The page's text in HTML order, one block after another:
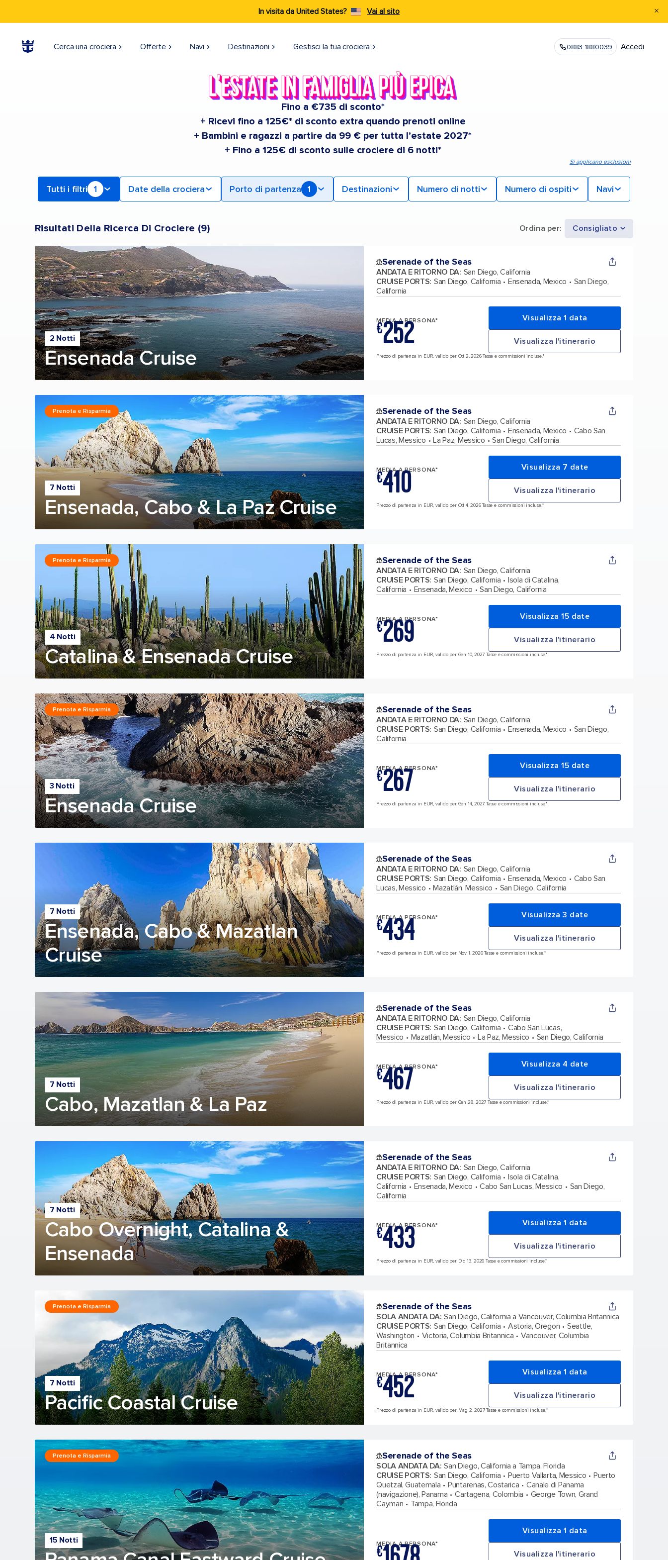
In visita da United States? Vai al sito
Cerca una crociera Offerte Navi Destinazioni​ Gestisci la tua crociera 0883 1880039 Accedi
Fino a €735 di sconto*
+ Ricevi fino a 125€* di sconto extra quando prenoti online
+ Bambini e ragazzi a partire da 99 € per tutta l’estate 2027*
+ Fino a 125€ di sconto sulle crociere di 6 notti*
Si applicano esclusioni
Tutti i filtri 1 Date della crociera Porto di partenza 1 Destinazioni Numero di notti Numero di ospiti Navi
Risultati Della Ricerca Di Crociere (9) Ordina per: Consigliato
2 Notti
Ensenada Cruise
Serenade of the Seas
ANDATA E RITORNO DA: San Diego, California
CRUISE PORTS: San Diego, California Ensenada, Mexico
San Diego,
California
MEDIA A PERSONA*
€252 Visualizza 1 data
Visualizza l'itinerario
Prezzo di partenza in EUR, valido per Ott 2, 2026 Tasse e commissioni incluse.*
7 Notti
Ensenada, Cabo & La Paz Cruise
Prenota e Risparmia Serenade of the Seas
ANDATA E RITORNO DA: San Diego, California
CRUISE PORTS: San Diego, California Ensenada, Mexico
Cabo San
Lucas, Messico
La Paz, Messico San Diego, California
MEDIA A PERSONA*
€410 Visualizza 7 date
Visualizza l'itinerario
Prezzo di partenza in EUR, valido per Ott 4, 2026 Tasse e commissioni incluse.*
4 Notti
Catalina & Ensenada Cruise
Prenota e Risparmia Serenade of the Seas
ANDATA E RITORNO DA: San Diego, California
CRUISE PORTS: San Diego, California
Isola di Catalina,
California
Ensenada, Mexico San Diego, California
MEDIA A PERSONA*
€269 Visualizza 15 date
Visualizza l'itinerario
Prezzo di partenza in EUR, valido per Gen 10, 2027 Tasse e commissioni incluse.*
3 Notti
Ensenada Cruise
Prenota e Risparmia Serenade of the Seas
ANDATA E RITORNO DA: San Diego, California
CRUISE PORTS: San Diego, California Ensenada, Mexico
San Diego,
California
MEDIA A PERSONA*
€267 Visualizza 15 date
Visualizza l'itinerario
Prezzo di partenza in EUR, valido per Gen 14, 2027 Tasse e commissioni incluse.*
7 Notti
Ensenada, Cabo & Mazatlan
Cruise
Serenade of the Seas
ANDATA E RITORNO DA: San Diego, California
CRUISE PORTS: San Diego, California Ensenada, Mexico
Cabo San
Lucas, Messico
Mazatlán, Messico San Diego, California
MEDIA A PERSONA*
€434 Visualizza 3 date
Visualizza l'itinerario
Prezzo di partenza in EUR, valido per Nov 1, 2026 Tasse e commissioni incluse.*
7 Notti
Cabo, Mazatlan & La Paz
Serenade of the Seas
ANDATA E RITORNO DA: San Diego, California
CRUISE PORTS: San Diego, California
Cabo San Lucas,
Messico
Mazatlán, Messico La Paz, Messico San Diego, California
MEDIA A PERSONA*
€467 Visualizza 4 date
Visualizza l'itinerario
Prezzo di partenza in EUR, valido per Gen 28, 2027 Tasse e commissioni incluse.*
7 Notti
Cabo Overnight, Catalina &
Ensenada
Serenade of the Seas
ANDATA E RITORNO DA: San Diego, California
CRUISE PORTS: San Diego, California
Isola di Catalina,
California
Ensenada, Mexico Cabo San Lucas, Messico
San Diego,
California
MEDIA A PERSONA*
€433 Visualizza 1 data
Visualizza l'itinerario
Prezzo di partenza in EUR, valido per Dic 13, 2026 Tasse e commissioni incluse.*
7 Notti
Pacific Coastal Cruise
Prenota e Risparmia Serenade of the Seas
SOLA ANDATA DA: San Diego, California a Vancouver, Columbia Britannica
CRUISE PORTS: San Diego, California Astoria, Oregon
Seattle,
Washington
Victoria, Columbia Britannica
Vancouver, Columbia
Britannica
MEDIA A PERSONA*
€452 Visualizza 1 data
Visualizza l'itinerario
Prezzo di partenza in EUR, valido per Mag 2, 2027 Tasse e commissioni incluse.*
15 Notti
Prenota e Risparmia Serenade of the Seas
SOLA ANDATA DA: San Diego, California a Tampa, Florida
CRUISE PORTS: San Diego, California Puerto Vallarta, Messico
Puerto
Quetzal, Guatemala
Puntarenas, Costarica
Canale di Panama
(navigazione), Panama
Cartagena, Colombia
George Town, Grand
Cayman
Tampa, Florida
MEDIA A PERSONA*
€
Visualizza 1 data
Visualizza l'itinerario